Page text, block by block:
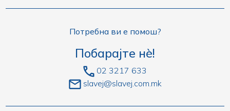
Потребна ви е помош?
Побарајте нè!
02 3217 633
slavej@slavej.com.mk